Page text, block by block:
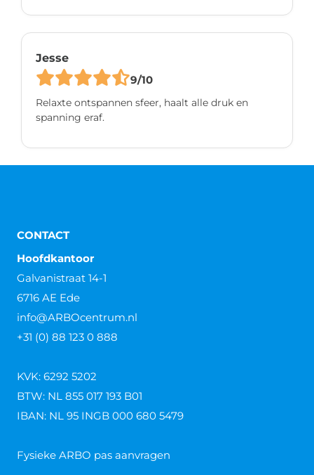
Jesse
9/10
Relaxte ontspannen sfeer, haalt alle druk en
spanning eraf.
CONTACT
Hoofdkantoor
Galvanistraat 14-1
6716 AE Ede
info@ARBOcentrum.nl
+31 (0) 88 123 0 888
KVK: 6292 5202
BTW: NL 855 017 193 B01
IBAN: NL 95 INGB 000 680 5479
Fysieke ARBO pas aanvragen